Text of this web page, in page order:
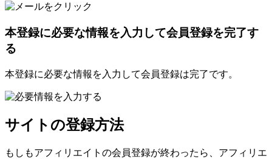
本登録に必要な情報を入力して会員登録を完了す
る
本登録に必要な情報を入力して会員登録は完了です。
サイトの登録方法
もしもアフィリエイトの会員登録が終わったら、アフィリエ